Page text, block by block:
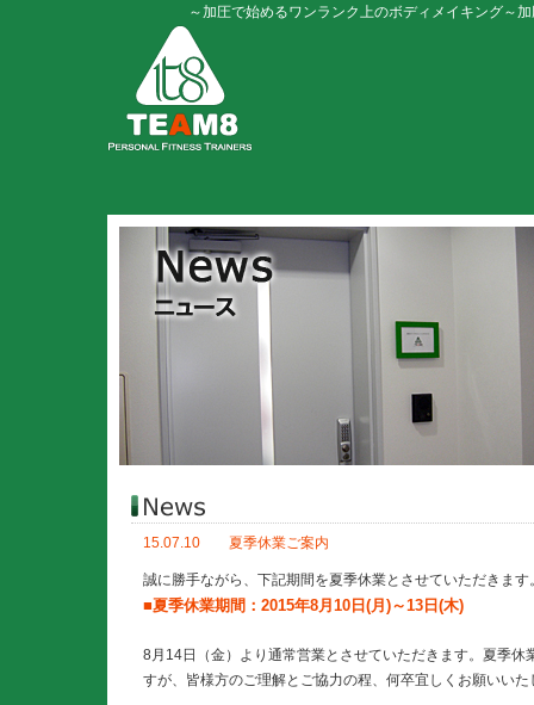
～加圧で始めるワンランク上のボディメイキング～
15.07.10 夏季休業ご案内
誠に勝手ながら、下記期間を夏季休業とさせていただきます
■夏季休業期間：2015年8月10日(月)～13日(木)
8月14日（金）より通常営業とさせていただきます。夏季休
すが、皆様方のご理解とご協力の程、何卒宜しくお願いいた